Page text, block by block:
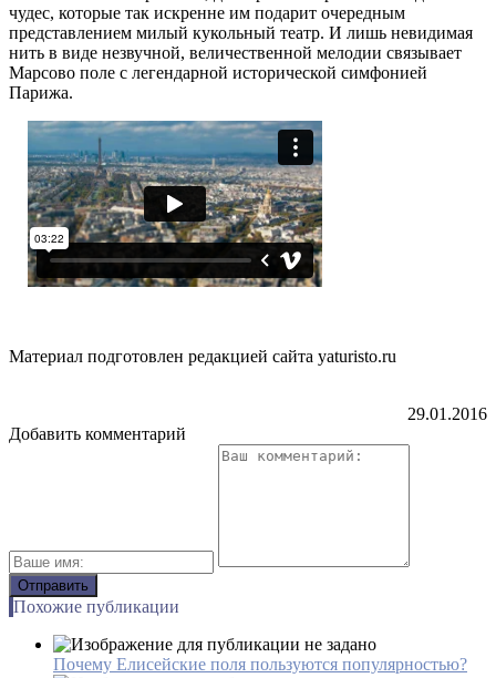
чудес, которые так искренне им подарит очередным
представлением милый кукольный театр. И лишь невидимая
нить в виде незвучной, величественной мелодии связывает
Марсово поле с легендарной исторической симфонией
Парижа.
Материал подготовлен редакцией сайта yaturisto.ru
29.01.2016
Добавить комментарий
Похожие публикации
Почему Елисейские поля пользуются популярностью?